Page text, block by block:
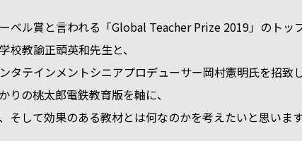
ベル賞と言われる「Global Teacher Prize 2019」のトッ
校教諭正頭英和先生と、
タテインメントシニアプロデューサー岡村憲明氏を招致し
りの桃太郎電鉄教育版を軸に、
そして効果のある教材とは何なのかを考えたいと思います